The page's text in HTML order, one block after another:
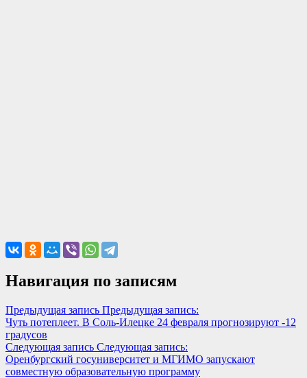
Навигация по записям
Предыдущая запись Предыдущая запись:
Чуть потеплеет. В Соль-Илецке 24 февраля прогнозируют -12
градусов
Следующая запись Следующая запись:
Оренбургский госуниверситет и МГИМО запускают
совместную образовательную программу